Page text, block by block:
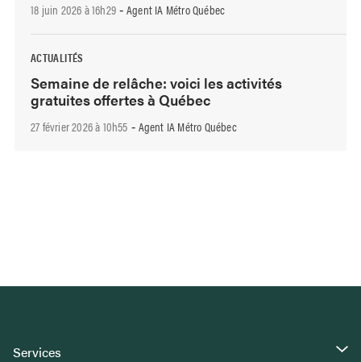
18 juin 2026 à 16h29 - Agent IA Métro Québec
ACTUALITÉS
Semaine de relâche: voici les activités
gratuites offertes à Québec
27 février 2026 à 10h55 - Agent IA Métro Québec
Services